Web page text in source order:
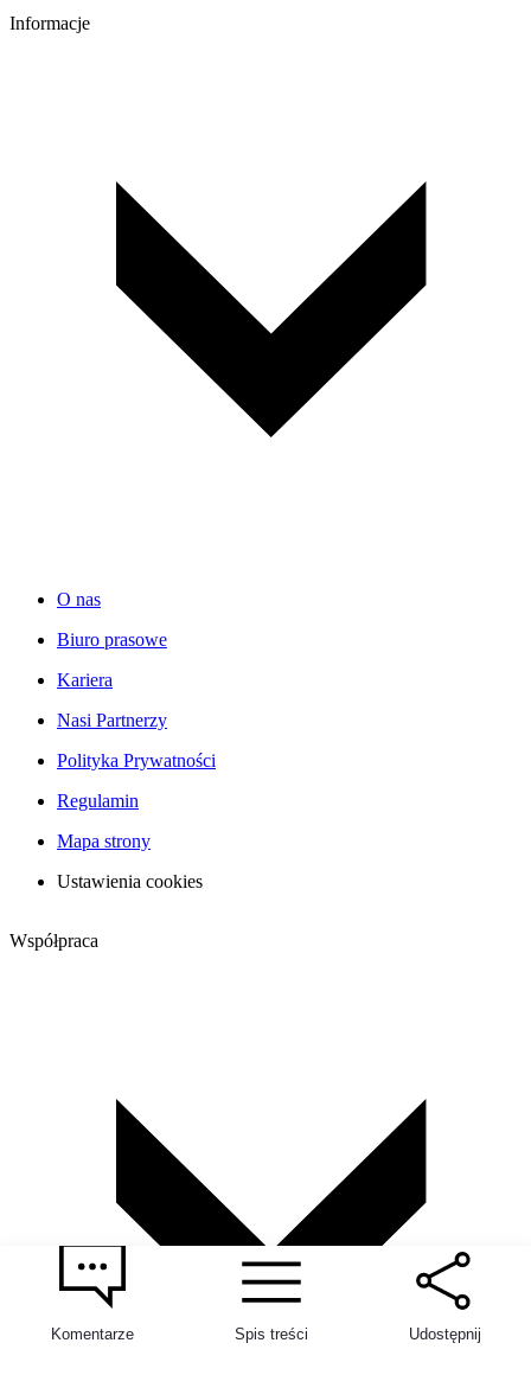
Komentarze Spis treści Udostępnij
Informacje
O nas
Biuro prasowe
Kariera
Nasi Partnerzy
Polityka Prywatności
Regulamin
Mapa strony
Ustawienia cookies
Współpraca